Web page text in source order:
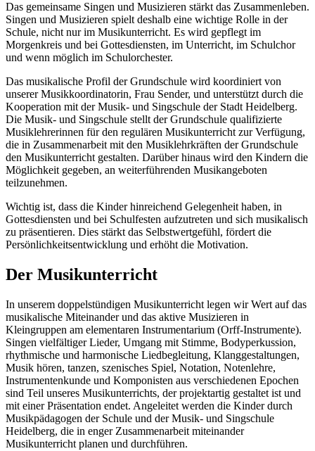
Das gemeinsame Singen und Musizieren stärkt das Zusammenleben.
Singen und Musizieren spielt deshalb eine wichtige Rolle in der
Schule, nicht nur im Musikunterricht. Es wird gepflegt im
Morgenkreis und bei Gottesdiensten, im Unterricht, im Schulchor
und wenn möglich im Schulorchester.
Das musikalische Profil der Grundschule wird koordiniert von
unserer Musikkoordinatorin, Frau Sender, und unterstützt durch die
Kooperation mit der Musik- und Singschule der Stadt Heidelberg.
Die Musik- und Singschule stellt der Grundschule qualifizierte
Musiklehrerinnen für den regulären Musikunterricht zur Verfügung,
die in Zusammenarbeit mit den Musiklehrkräften der Grundschule
den Musikunterricht gestalten. Darüber hinaus wird den Kindern die
Möglichkeit gegeben, an weiterführenden Musikangeboten
teilzunehmen.
Wichtig ist, dass die Kinder hinreichend Gelegenheit haben, in
Gottesdiensten und bei Schulfesten aufzutreten und sich musikalisch
zu präsentieren. Dies stärkt das Selbstwertgefühl, fördert die
Persönlichkeitsentwicklung und erhöht die Motivation.
Der Musikunterricht
In unserem doppelstündigen Musikunterricht legen wir Wert auf das
musikalische Miteinander und das aktive Musizieren in
Kleingruppen am elementaren Instrumentarium (Orff-Instrumente).
Singen vielfältiger Lieder, Umgang mit Stimme, Bodyperkussion,
rhythmische und harmonische Liedbegleitung, Klanggestaltungen,
Musik hören, tanzen, szenisches Spiel, Notation, Notenlehre,
Instrumentenkunde und Komponisten aus verschiedenen Epochen
sind Teil unseres Musikunterrichts, der projektartig gestaltet ist und
mit einer Präsentation endet. Angeleitet werden die Kinder durch
Musikpädagogen der Schule und der Musik- und Singschule
Heidelberg, die in enger Zusammenarbeit miteinander
Musikunterricht planen und durchführen.